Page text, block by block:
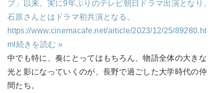
ブ」以来、実に9年ぶりのテレビ朝日ドラマ出演となり、
石原さんとはドラマ初共演となる。
https://www.cinemacafe.net/article/2023/12/25/89280.ht
ml 続きを読む »
中でも特に、奏にとってはもちろん、物語全体の大きな
光と影になっていくのが、長野で過ごした大学時代の仲
間たち。